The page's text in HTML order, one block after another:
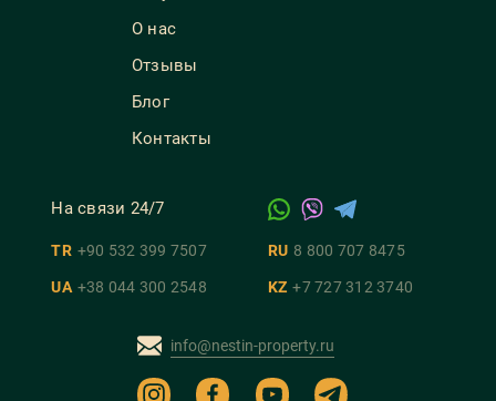
О нас
Отзывы
Блог
Контакты
На связи 24/7
TR +90 532 399 7507 RU 8 800 707 8475
UA +38 044 300 2548 KZ +7 727 312 3740
info@nestin-property.ru